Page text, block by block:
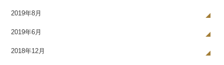
2019年8月
2019年6月
2018年12月